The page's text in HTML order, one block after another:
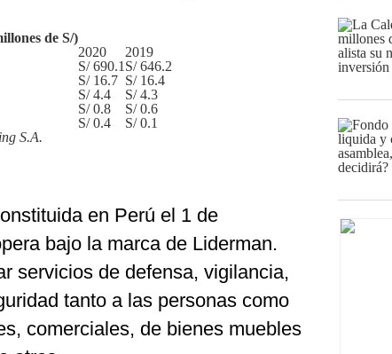
de S/)
2020
2019
S/ 690.1 S/ 646.2
S/ 16.7 S/ 16.4
S/ 4.4
S/ 4.3
S/ 0.8
S/ 0.6
S/ 0.4
S/ 0.1
S.A.
en Perú el 1 de
bajo la marca de Liderman.
servicios de defensa, vigilancia,
tanto a las personas como
comerciales, de bienes muebles